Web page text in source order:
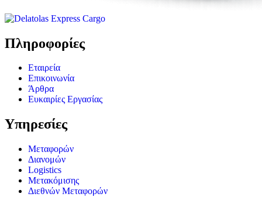
Πληροφορίες
Εταιρεία
Επικοινωνία
Άρθρα
Ευκαιρίες Εργασίας
Υπηρεσίες
Μεταφορών
Διανομών
Logistics
Μετακόμισης
Διεθνών Μεταφορών